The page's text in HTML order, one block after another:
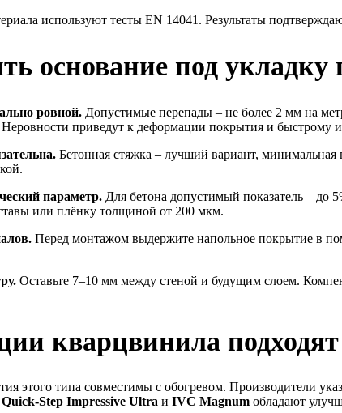
используют тесты EN 14041. Результаты
основание под
ровной. Допустимые перепады – не более 2 мм на
приведут к деформации покрытия и быстрому
Бетонная стяжка – лучший вариант,
параметр. Для бетона допустимый показатель – до
или плёнку толщиной от 200 мкм.
Перед монтажом выдержите напольное покрытие в
Оставьте 7–10 мм между стеной и будущим слоем.
кварцвинила
этого типа совместимы с обогревом. Производители
Quick-Step Impressive Ultra и IVC Magnum обладают